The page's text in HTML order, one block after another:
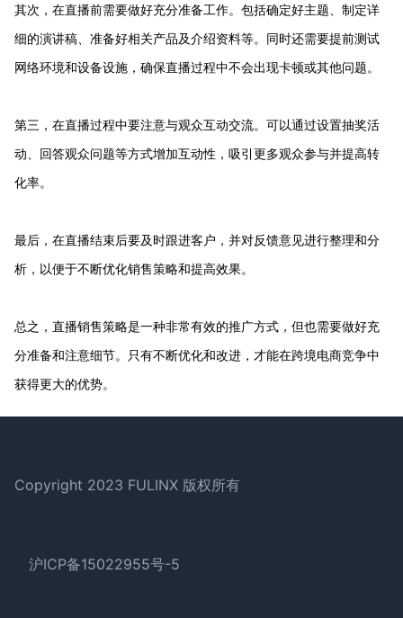
其次，在直播前需要做好充分准备工作。包括确定好主题、制定详
细的演讲稿、准备好相关产品及介绍资料等。同时还需要提前测试
网络环境和设备设施，确保直播过程中不会出现卡顿或其他问题。
第三，在直播过程中要注意与观众互动交流。可以通过设置抽奖活
动、回答观众问题等方式增加互动性，吸引更多观众参与并提高转
化率。
最后，在直播结束后要及时跟进客户，并对反馈意见进行整理和分
析，以便于不断优化销售策略和提高效果。
总之，直播销售策略是一种非常有效的推广方式，但也需要做好充
分准备和注意细节。只有不断优化和改进，才能在跨境电商竞争中
获得更大的优势。
Copyright 2023 FULINX 版权所有
沪ICP备15022955号-5